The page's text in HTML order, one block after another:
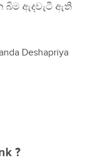
ඇදවැටී ඇති
Deshapriya
?